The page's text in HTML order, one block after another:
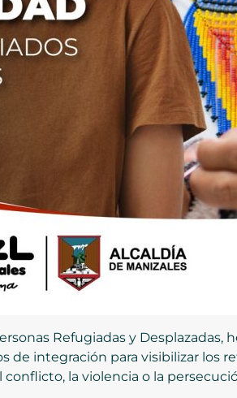
Refugiadas y Desplazadas,
de integración para visibilizar los
la violencia o la